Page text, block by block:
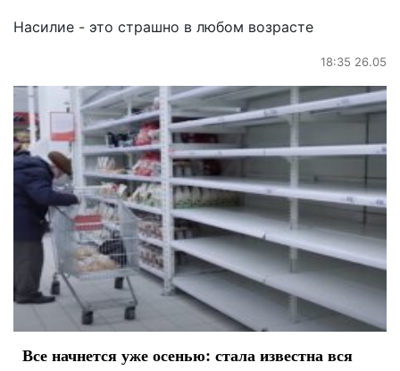
Насилие - это страшно в любом возрасте
18:35 26.05
Все начнется уже осенью: стала известна вся